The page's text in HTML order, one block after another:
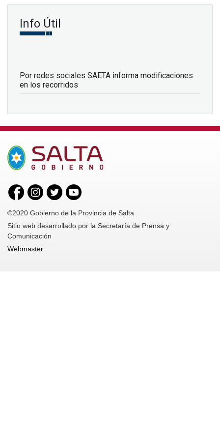
Info Útil
Por redes sociales SAETA informa modificaciones
en los recorridos
©2020 Gobierno de la Provincia de Salta
Sitio web desarrollado por la Secretaría de Prensa y
Comunicación
Webmaster